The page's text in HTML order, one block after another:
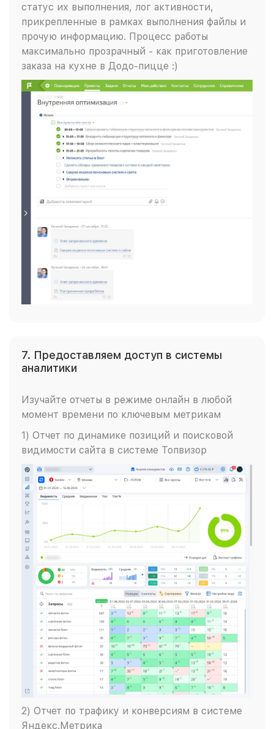
статус их выполнения, лог активности,
прикрепленные в рамках выполнения файлы и
прочую информацию. Процесс работы
максимально прозрачный - как приготовление
заказа на кухне в Додо-пицце :)
7. Предоставляем доступ в системы
аналитики
Изучайте отчеты в режиме онлайн в любой
момент времени по ключевым метрикам
1) Отчет по динамике позиций и поисковой
видимости сайта в системе Топвизор
2) Отчет по трафику и конверсиям в системе
Яндекс.Метрика